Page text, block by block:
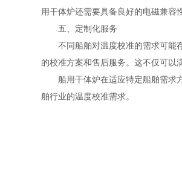
用干体炉还需要具备良好的电磁兼容
五、定制化服务
不同船舶对温度校准的需求可能存
的校准方案和售后服务。这不仅可以
船用干体炉在适应特定船舶需求方
舶行业的温度校准需求。